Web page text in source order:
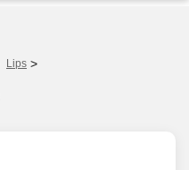
Lips >